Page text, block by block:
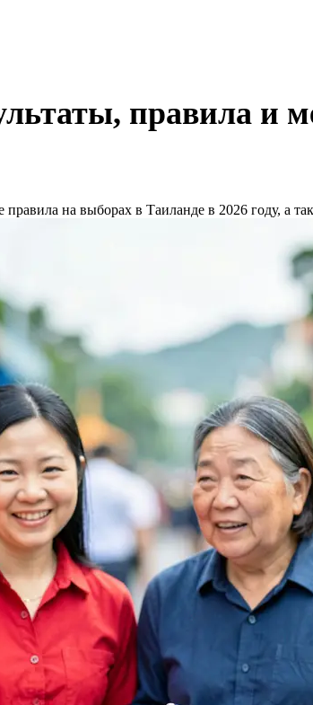
правила и
на выборах в Таиланде в 2026 году, а